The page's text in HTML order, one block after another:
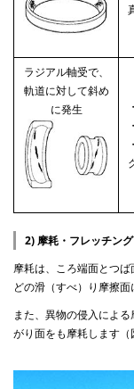
ラジアル軸受で、
軌道に対して斜め
に発生
2) 摩耗・フレッチング
摩耗は、ころ端面とつ
どの滑（すべ）り摩擦面
また、異物の侵入によ
がり面をも摩耗します（